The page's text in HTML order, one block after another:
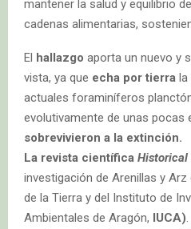
mantener la salud y equilibrio
cadenas alimentarias,
El hallazgo aporta un nuevo y
vista, ya que echa por tierra
actuales foraminíferos
evolutivamente de unas pocas
sobrevivieron a la extinción.
La revista científica Historical
investigación de Arenillas y
de la Tierra y del Instituto de
Ambientales de Aragón, IUCA)